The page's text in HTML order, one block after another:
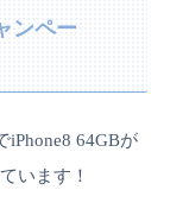
ンペー
iPhone8 64GBが
います！